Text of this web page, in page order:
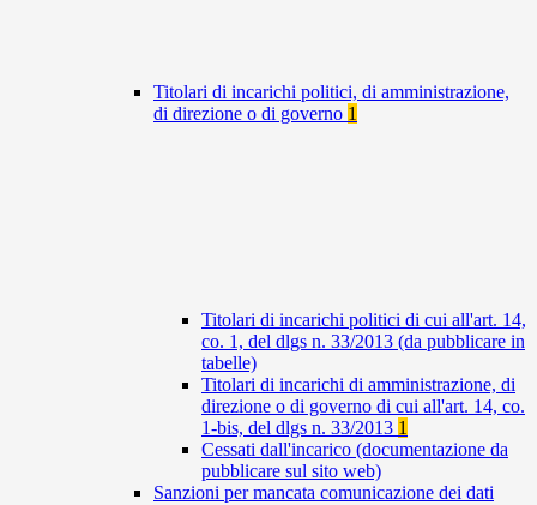
Titolari di incarichi politici, di amministrazione,
di direzione o di governo 1
Titolari di incarichi politici di cui all'art. 14,
co. 1, del dlgs n. 33/2013 (da pubblicare in
tabelle)
Titolari di incarichi di amministrazione, di
direzione o di governo di cui all'art. 14, co.
1-bis, del dlgs n. 33/2013 1
Cessati dall'incarico (documentazione da
pubblicare sul sito web)
Sanzioni per mancata comunicazione dei dati